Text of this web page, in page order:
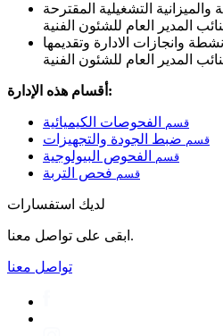
التشغيلية المقترحة
وانجازات الادارة وتقديمها
أقسام هذه الإدارة:
قسم الفحوصات الكيميائية
قسم ضبط الجودة والتجهيزات
قسم الفحوص البيولوجية
قسم فحص التربة
لديك استفسارات
ابقى على تواصل معنا.
تواصل معنا